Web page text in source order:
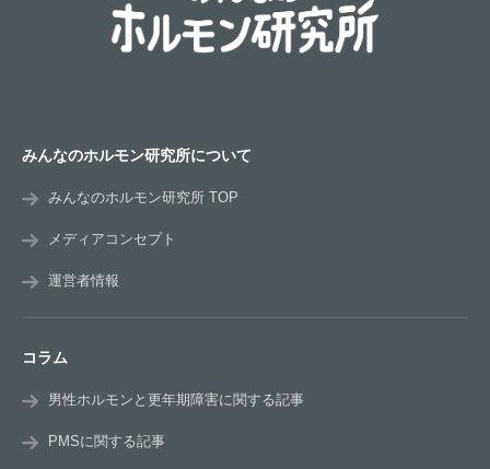
みんなのホルモン研究所について
みんなのホルモン研究所 TOP
メディアコンセプト
運営者情報
コラム
男性ホルモンと更年期障害に関する記事
PMSに関する記事